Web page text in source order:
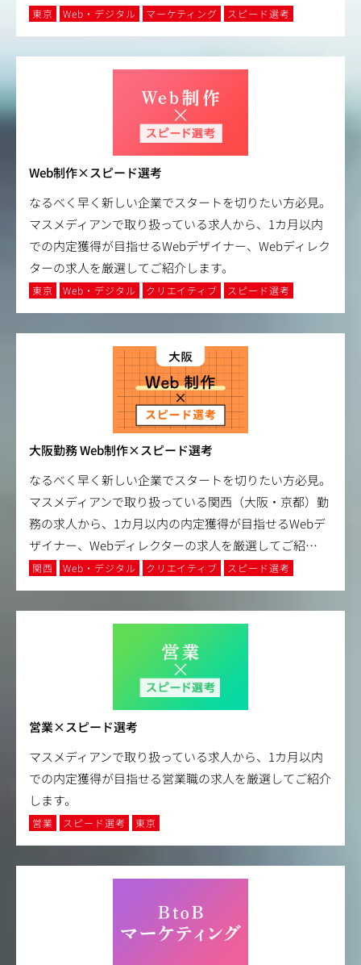
東京 Web・デジタル マーケティング スピード選考
Web制作×スピード選考
なるべく早く新しい企業でスタートを切りたい方必見。
マスメディアンで取り扱っている求人から、1カ月以内
での内定獲得が目指せるWebデザイナー、Webディレク
ターの求人を厳選してご紹介します。
東京 Web・デジタル クリエイティブ スピード選考
大阪勤務 Web制作×スピード選考
なるべく早く新しい企業でスタートを切りたい方必見。
マスメディアンで取り扱っている関西（大阪・京都）勤
務の求人から、1カ月以内の内定獲得が目指せるWebデ
ザイナー、Webディレクターの求人を厳選してご紹…
関西 Web・デジタル クリエイティブ スピード選考
営業×スピード選考
マスメディアンで取り扱っている求人から、1カ月以内
での内定獲得が目指せる営業職の求人を厳選してご紹介
します。
営業 スピード選考 東京